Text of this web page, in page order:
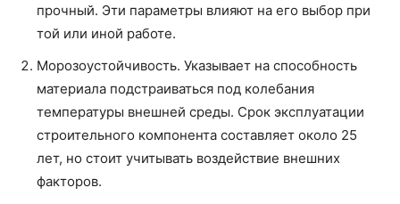
прочный. Эти параметры влияют на его выбор при
той или иной работе.
Морозоустойчивость. Указывает на способность
материала подстраиваться под колебания
температуры внешней среды. Срок эксплуатации
строительного компонента составляет около 25
лет, но стоит учитывать воздействие внешних
факторов.